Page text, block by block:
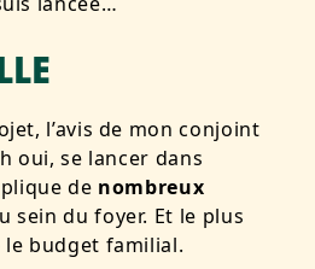
l’avis de mon conjoint
oui, se lancer dans
de nombreux
sein du foyer. Et le plus
budget familial.